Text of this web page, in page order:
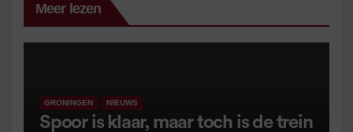
Meer lezen
GRONINGEN NIEUWS
Spoor is klaar, maar toch is de trein